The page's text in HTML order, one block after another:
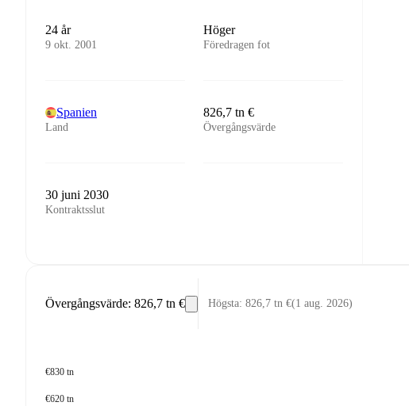
24 år
9 okt. 2001
Höger
Föredragen fot
Spanien
Land
826,7 tn €
Övergångsvärde
30 juni 2030
Kontraktsslut
Övergångsvärde: 826,7 tn € Högsta: 826,7 tn €(1 aug. 2026)
€830 tn
€620 tn